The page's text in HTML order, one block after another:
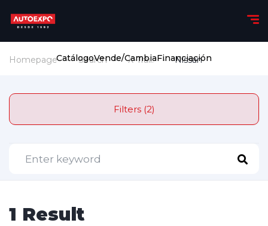
CatálogoVende/CambiaFinanciación
Homepage Search X-Trail. Nissan
Filters (2)
1 Result